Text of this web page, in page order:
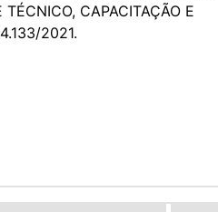
CAPACITAÇÃO E
2021.